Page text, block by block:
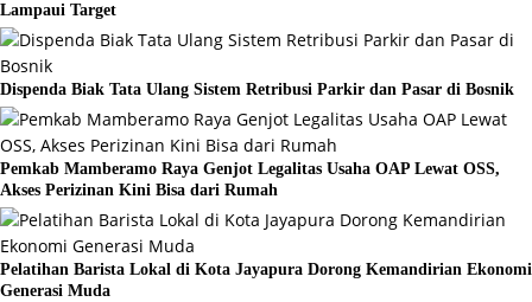
Lampaui Target
Dispenda Biak Tata Ulang Sistem Retribusi Parkir dan Pasar di Bosnik
Pemkab Mamberamo Raya Genjot Legalitas Usaha OAP Lewat OSS,
Akses Perizinan Kini Bisa dari Rumah
Pelatihan Barista Lokal di Kota Jayapura Dorong Kemandirian Ekonomi
Generasi Muda